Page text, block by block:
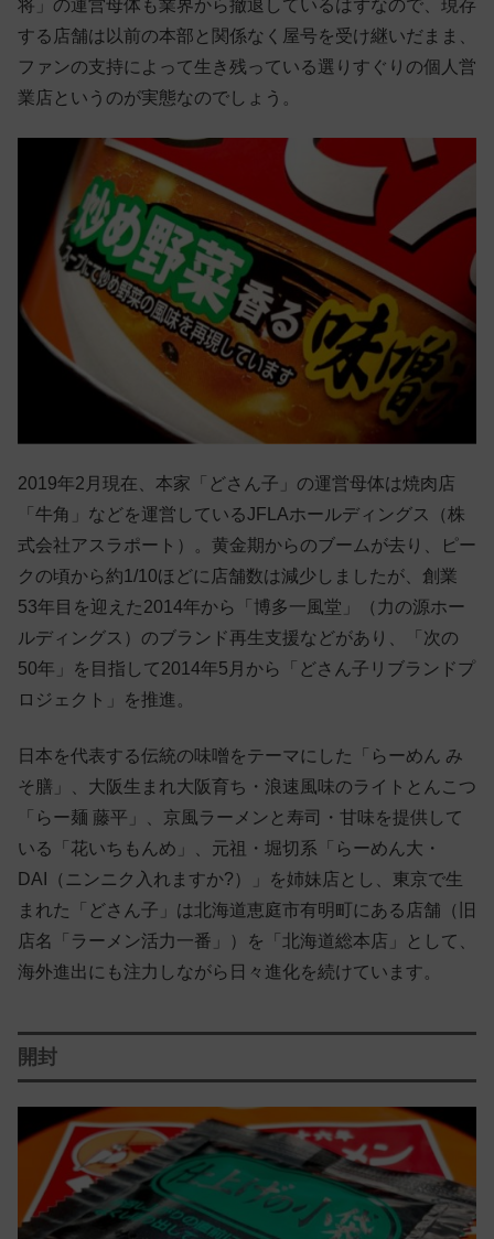
将」の運営母体も業界から撤退しているはずなので、現存
する店舗は以前の本部と関係なく屋号を受け継いだまま、
ファンの支持によって生き残っている選りすぐりの個人営
業店というのが実態なのでしょう。
2019年2月現在、本家「どさん子」の運営母体は焼肉店
「牛角」などを運営しているJFLAホールディングス（株
式会社アスラポート）。黄金期からのブームが去り、ピー
クの頃から約1/10ほどに店舗数は減少しましたが、創業
53年目を迎えた2014年から「博多一風堂」（力の源ホー
ルディングス）のブランド再生支援などがあり、「次の
50年」を目指して2014年5月から「どさん子リブランドプ
ロジェクト」を推進。
日本を代表する伝統の味噌をテーマにした「らーめん み
そ膳」、大阪生まれ大阪育ち・浪速風味のライトとんこつ
「らー麺 藤平」、京風ラーメンと寿司・甘味を提供して
いる「花いちもんめ」、元祖・堀切系「らーめん大・
DAI（ニンニク入れますか?）」を姉妹店とし、東京で生
まれた「どさん子」は北海道恵庭市有明町にある店舗（旧
店名「ラーメン活力一番」）を「北海道総本店」として、
海外進出にも注力しながら日々進化を続けています。
開封